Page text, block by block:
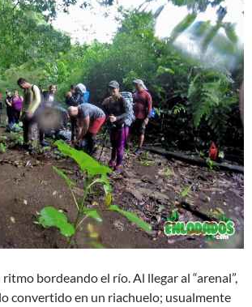
bordeando el río. Al llegar al “arenal”,
convertido en un riachuelo; usualmente